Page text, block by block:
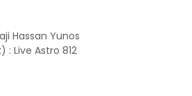
Hassan Yunos
: Live Astro 812